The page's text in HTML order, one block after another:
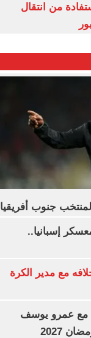
من انتقال
جنوب أفريقيا
إسبانيا..
مع مدير الكرة
مع عمرو يوسف
2027